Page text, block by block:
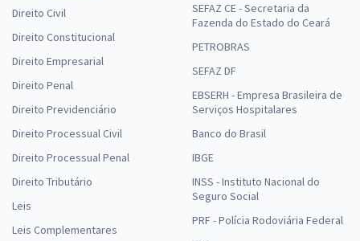
Direito Civil
Direito Constitucional
Direito Empresarial
Direito Penal
Direito Previdenciário
Direito Processual Civil
Direito Processual Penal
Direito Tributário
Leis
Leis Complementares
SEFAZ CE - Secretaria da
Fazenda do Estado do Ceará
PETROBRAS
SEFAZ DF
EBSERH - Empresa Brasileira de
Serviços Hospitalares
Banco do Brasil
IBGE
INSS - Instituto Nacional do
Seguro Social
PRF - Polícia Rodoviária Federal